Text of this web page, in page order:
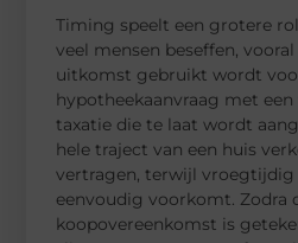
Timing speelt een grotere
veel mensen beseffen,
uitkomst gebruikt wordt
hypotheekaanvraag met een
taxatie die te laat wordt
hele traject van een huis
vertragen, terwijl vroegtijdig
eenvoudig voorkomt. Zodra
koopovereenkomst is